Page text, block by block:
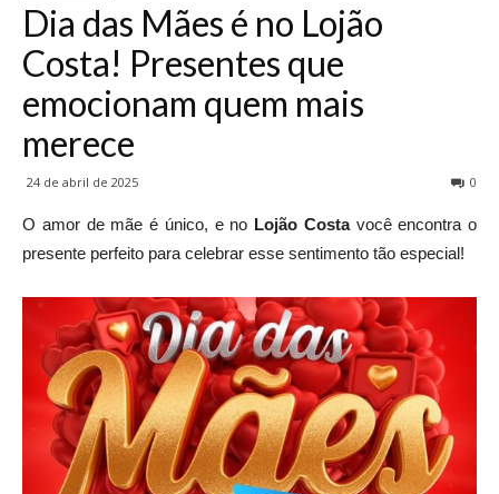
Dia das Mães é no Lojão
Costa! Presentes que
emocionam quem mais
merece
24 de abril de 2025 0
O amor de mãe é único, e no Lojão Costavocê encontra o
presente perfeito para celebrar esse sentimento tão especial!